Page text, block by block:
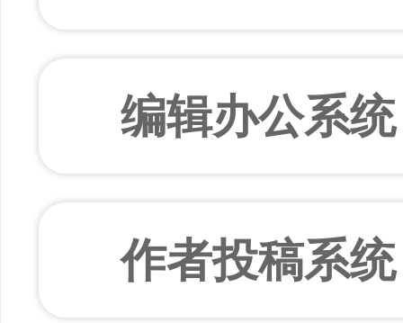
编辑办公系统
作者投稿系统